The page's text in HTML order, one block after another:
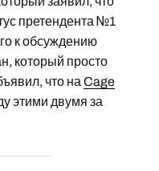
претендента №1
к обсуждению
который просто
что на Cage
этими двумя за